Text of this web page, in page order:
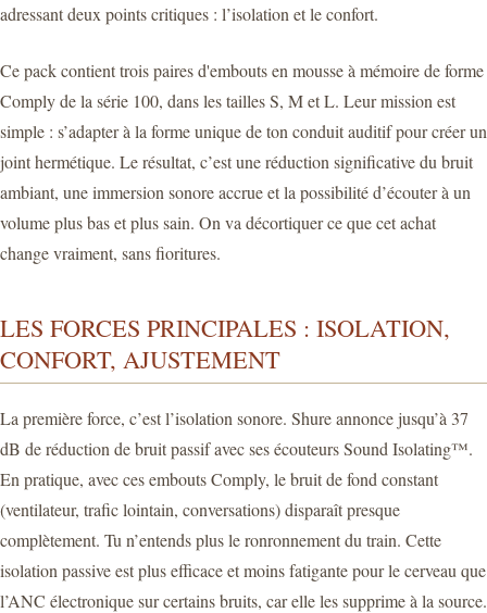
adressant deux points critiques : l’isolation et le confort.
Ce pack contient trois paires d'embouts en mousse à mémoire de forme
Comply de la série 100, dans les tailles S, M et L. Leur mission est
simple : s’adapter à la forme unique de ton conduit auditif pour créer un
joint hermétique. Le résultat, c’est une réduction significative du bruit
ambiant, une immersion sonore accrue et la possibilité d’écouter à un
volume plus bas et plus sain. On va décortiquer ce que cet achat
change vraiment, sans fioritures.
LES FORCES PRINCIPALES : ISOLATION,
CONFORT, AJUSTEMENT
La première force, c’est l’isolation sonore. Shure annonce jusqu’à 37
dB de réduction de bruit passif avec ses écouteurs Sound Isolating™.
En pratique, avec ces embouts Comply, le bruit de fond constant
(ventilateur, trafic lointain, conversations) disparaît presque
complètement. Tu n’entends plus le ronronnement du train. Cette
isolation passive est plus efficace et moins fatigante pour le cerveau que
l’ANC électronique sur certains bruits, car elle les supprime à la source.